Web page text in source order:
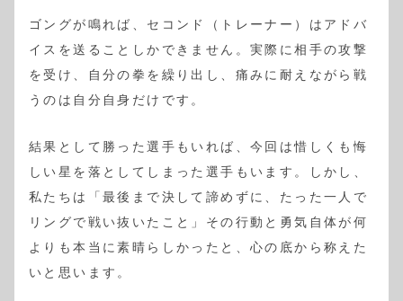
ゴングが鳴れば、セコンド（トレーナー）はアドバ
イスを送ることしかできません。実際に相手の攻撃
を受け、自分の拳を繰り出し、痛みに耐えながら戦
うのは自分自身だけです。
結果として勝った選手もいれば、今回は惜しくも悔
しい星を落としてしまった選手もいます。しかし、
私たちは「最後まで決して諦めずに、たった一人で
リングで戦い抜いたこと」その行動と勇気自体が何
よりも本当に素晴らしかったと、心の底から称えた
いと思います。